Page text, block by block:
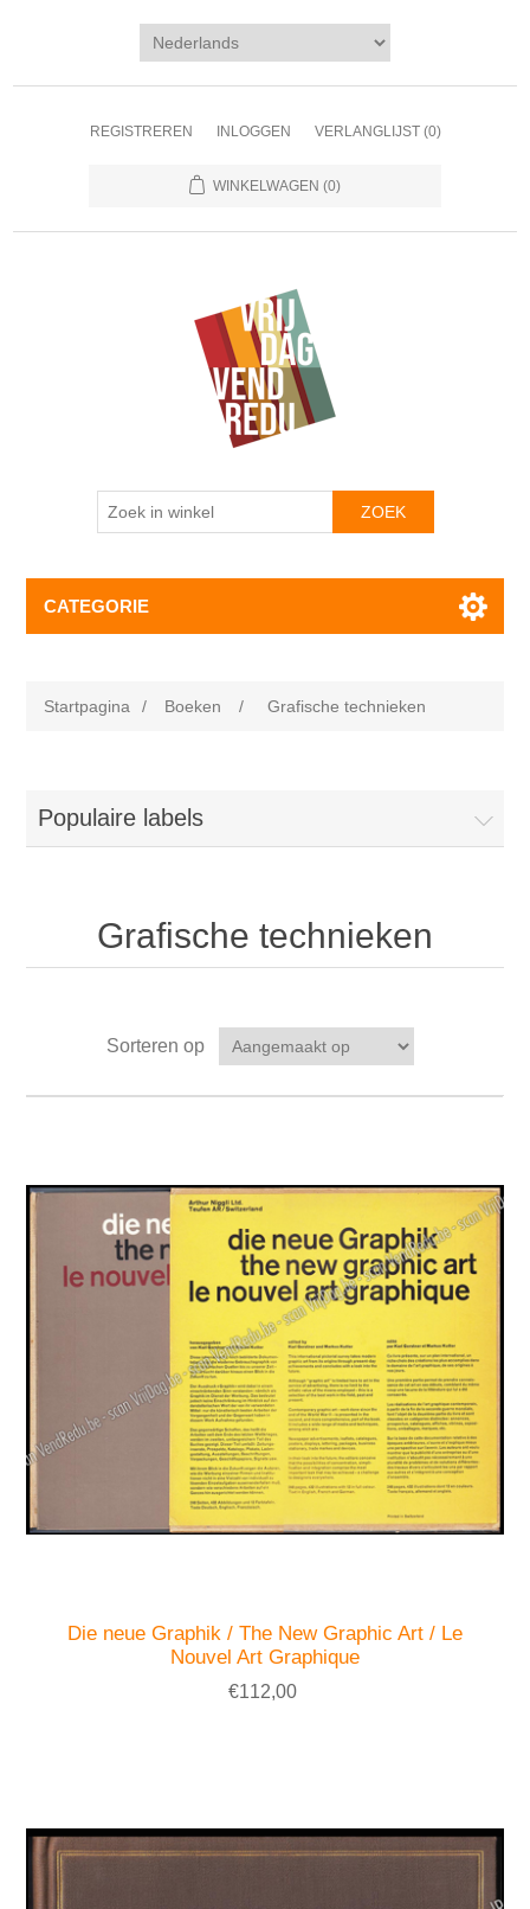
REGISTREREN INLOGGEN VERLANGLIJST (0)
WINKELWAGEN (0)
CATEGORIE
Startpagina / Boeken / Grafische technieken
Populaire labels
Grafische technieken
Sorteren op
Die neue Graphik / The New Graphic Art / Le
Nouvel Art Graphique
€112,00